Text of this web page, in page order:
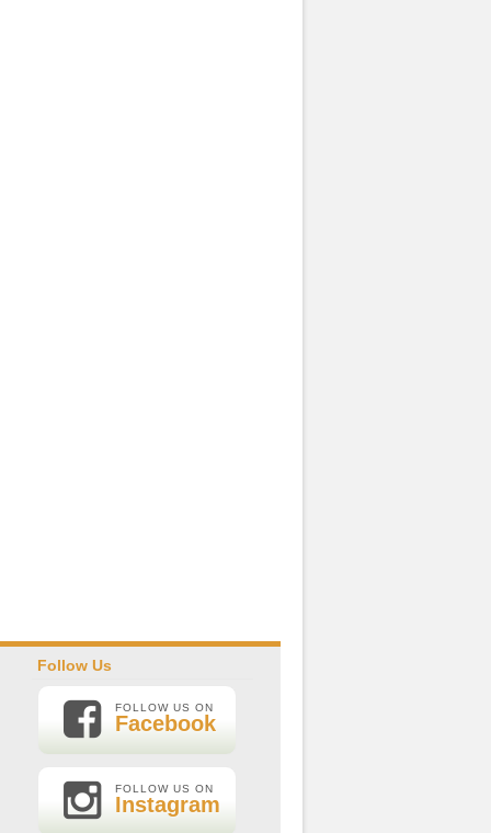
Follow Us
FOLLOW US ON
Facebook
FOLLOW US ON
Instagram